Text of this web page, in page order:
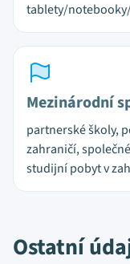
tablety/
Mezinárodní
partnerské školy,
zahraničí,
studijní pobyt v
Ostatní